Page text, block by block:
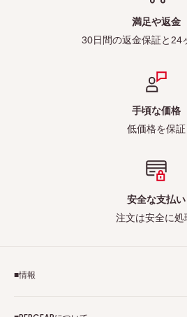
満足や返金
30日間の返金保証と24
手頃な価格
低価格を保証
安全な支払い
注文は安全に処
■情報